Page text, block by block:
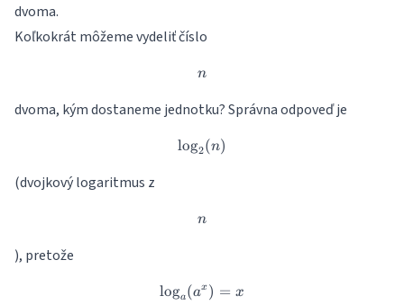
dvoma.
Koľkokrát môžeme vydeliť číslo
n
n
dvoma, kým dostaneme jednotku? Správna odpoveď je
\log_2(n)
log2(n)
(dvojkový logaritmus z
n
n
), pretože
\log_a(a^x) = x
loga(ax) = x